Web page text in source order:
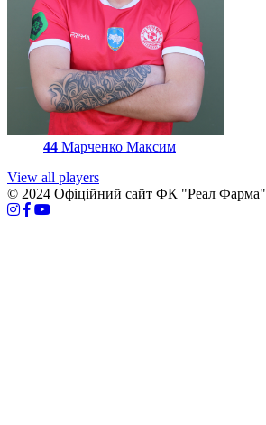
44 Марченко Максим
View all players
© 2024 Офіційний сайт ФК "Реал Фарма"